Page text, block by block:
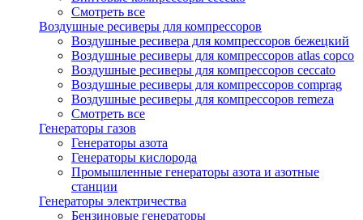
Смотреть все
Воздушные ресиверы для компрессоров
Воздушные ресивера для компрессоров бежецкий
Воздушные ресиверы для компрессоров atlas copco
Воздушные ресиверы для компрессоров ceccato
Воздушные ресиверы для компрессоров comprag
Воздушные ресиверы для компрессоров remeza
Смотреть все
Генераторы газов
Генераторы азота
Генераторы кислорода
Промышленные генераторы азота и азотные
станции
Генераторы электричества
Бензиновые генераторы